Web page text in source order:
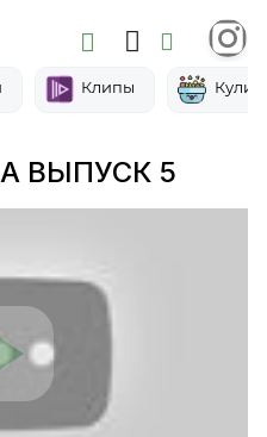
Клипы
ВЫПУСК 5